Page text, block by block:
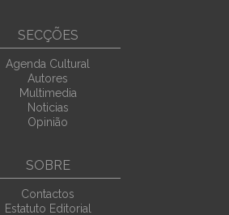
SECÇÕES
Agenda Cultural
Autores
Multimedia
Noticias
Opinião
SOBRE
Contactos
Estatuto Editorial